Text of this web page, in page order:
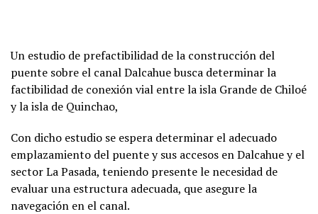
Un estudio de prefactibilidad de la construcción del
puente sobre el canal Dalcahue busca determinar la
factibilidad de conexión vial entre la isla Grande de Chiloé
y la isla de Quinchao,
Con dicho estudio se espera determinar el adecuado
emplazamiento del puente y sus accesos en Dalcahue y el
sector La Pasada, teniendo presente le necesidad de
evaluar una estructura adecuada, que asegure la
navegación en el canal.